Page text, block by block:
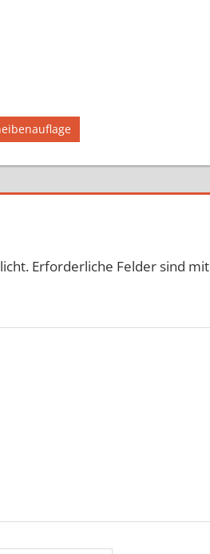
Erforderliche Felder sind mit